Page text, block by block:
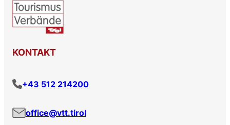
KONTAKT
+43 512 214200
office@vtt.tirol